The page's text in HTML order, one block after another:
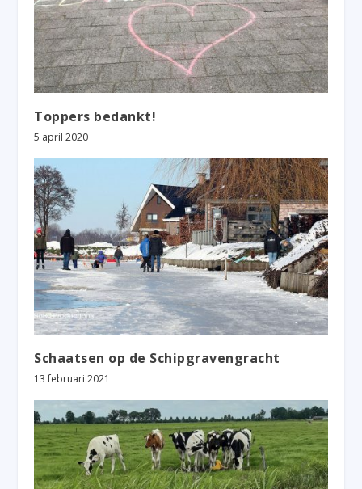
Toppers bedankt!
5 april 2020
Schaatsen op de Schipgravengracht
13 februari 2021